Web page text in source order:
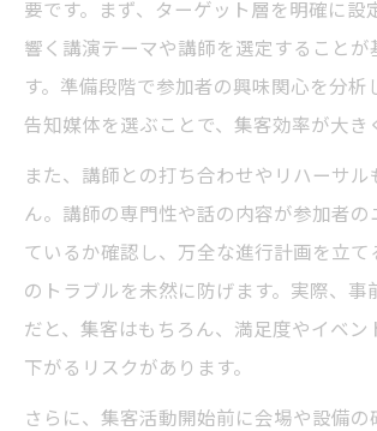
要です。まず、ターゲット層を明確に設
響く講演テーマや講師を選定することが
す。準備段階で参加者の興味関心を分析
告知媒体を選ぶことで、集客効率が大き
また、講師との打ち合わせやリハーサル
ん。講師の専門性や話の内容が参加者の
ているか確認し、万全な進行計画を立て
のトラブルを未然に防げます。実際、事
だと、集客はもちろん、満足度やイベン
下がるリスクがあります。
さらに、集客活動開始前に会場や設備